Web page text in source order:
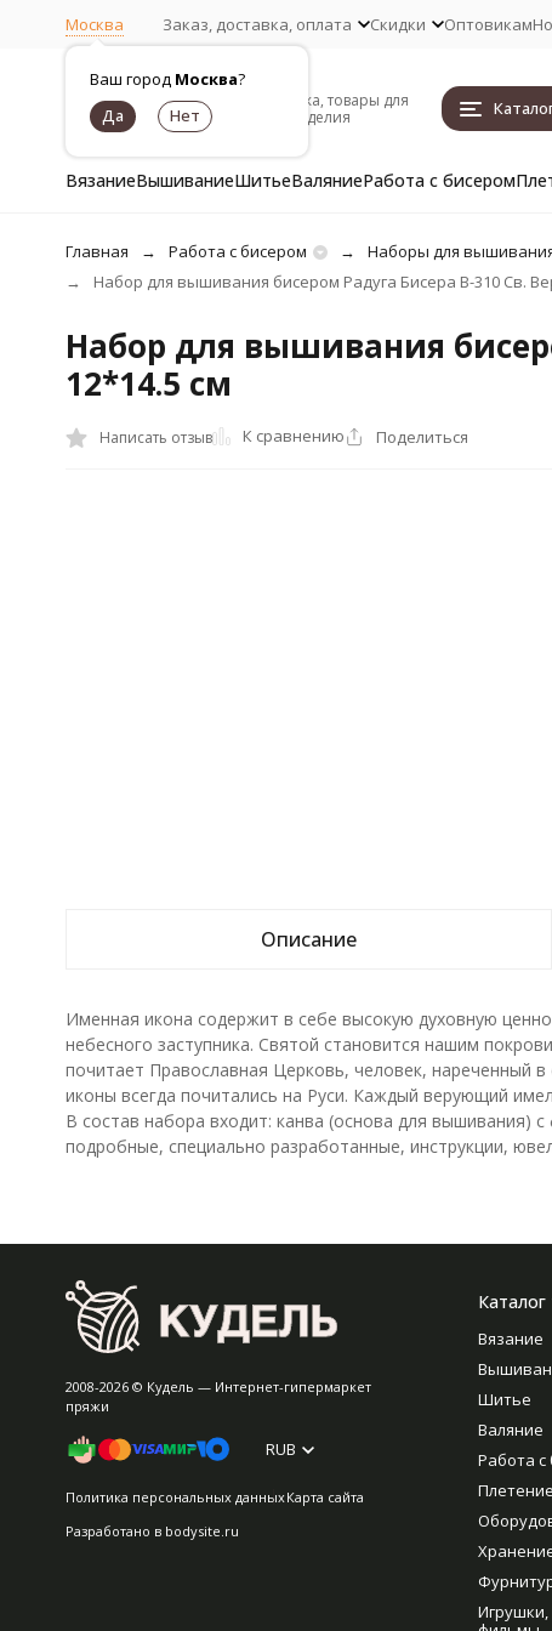
Москва
Ваш город Москва?
Заказ, доставка, оплата Скидки Оптовикам
Пряжа, товары для
рукоделия
ВязаниеВышиваниеШитьеВаляниеРабота с бисером
Главная Работа с бисером Наборы для
Набор для вышивания бисером Радуга Бисера В-310 Св.
Набор для вышивания
12*14.5 см
Написать отзыв К сравнению Поделиться
Описание
Именная икона содержит в себе высокую духовную
небесного заступника. Святой становится нашим
почитает Православная Церковь, человек, нареченный
иконы всегда почитались на Руси. Каждый верующий
В состав набора входит: канва (основа для вышивания)
подробные, специально разработанные, инструкции,
2008-2026 © Кудель — Интернет-гипермаркет
пряжи
RUB
Политика персональных данныхКарта сайта
Разработано в bodysite.ru
Вязание
Шитье
Валяние
Работа с
Плетение
Игрушки,